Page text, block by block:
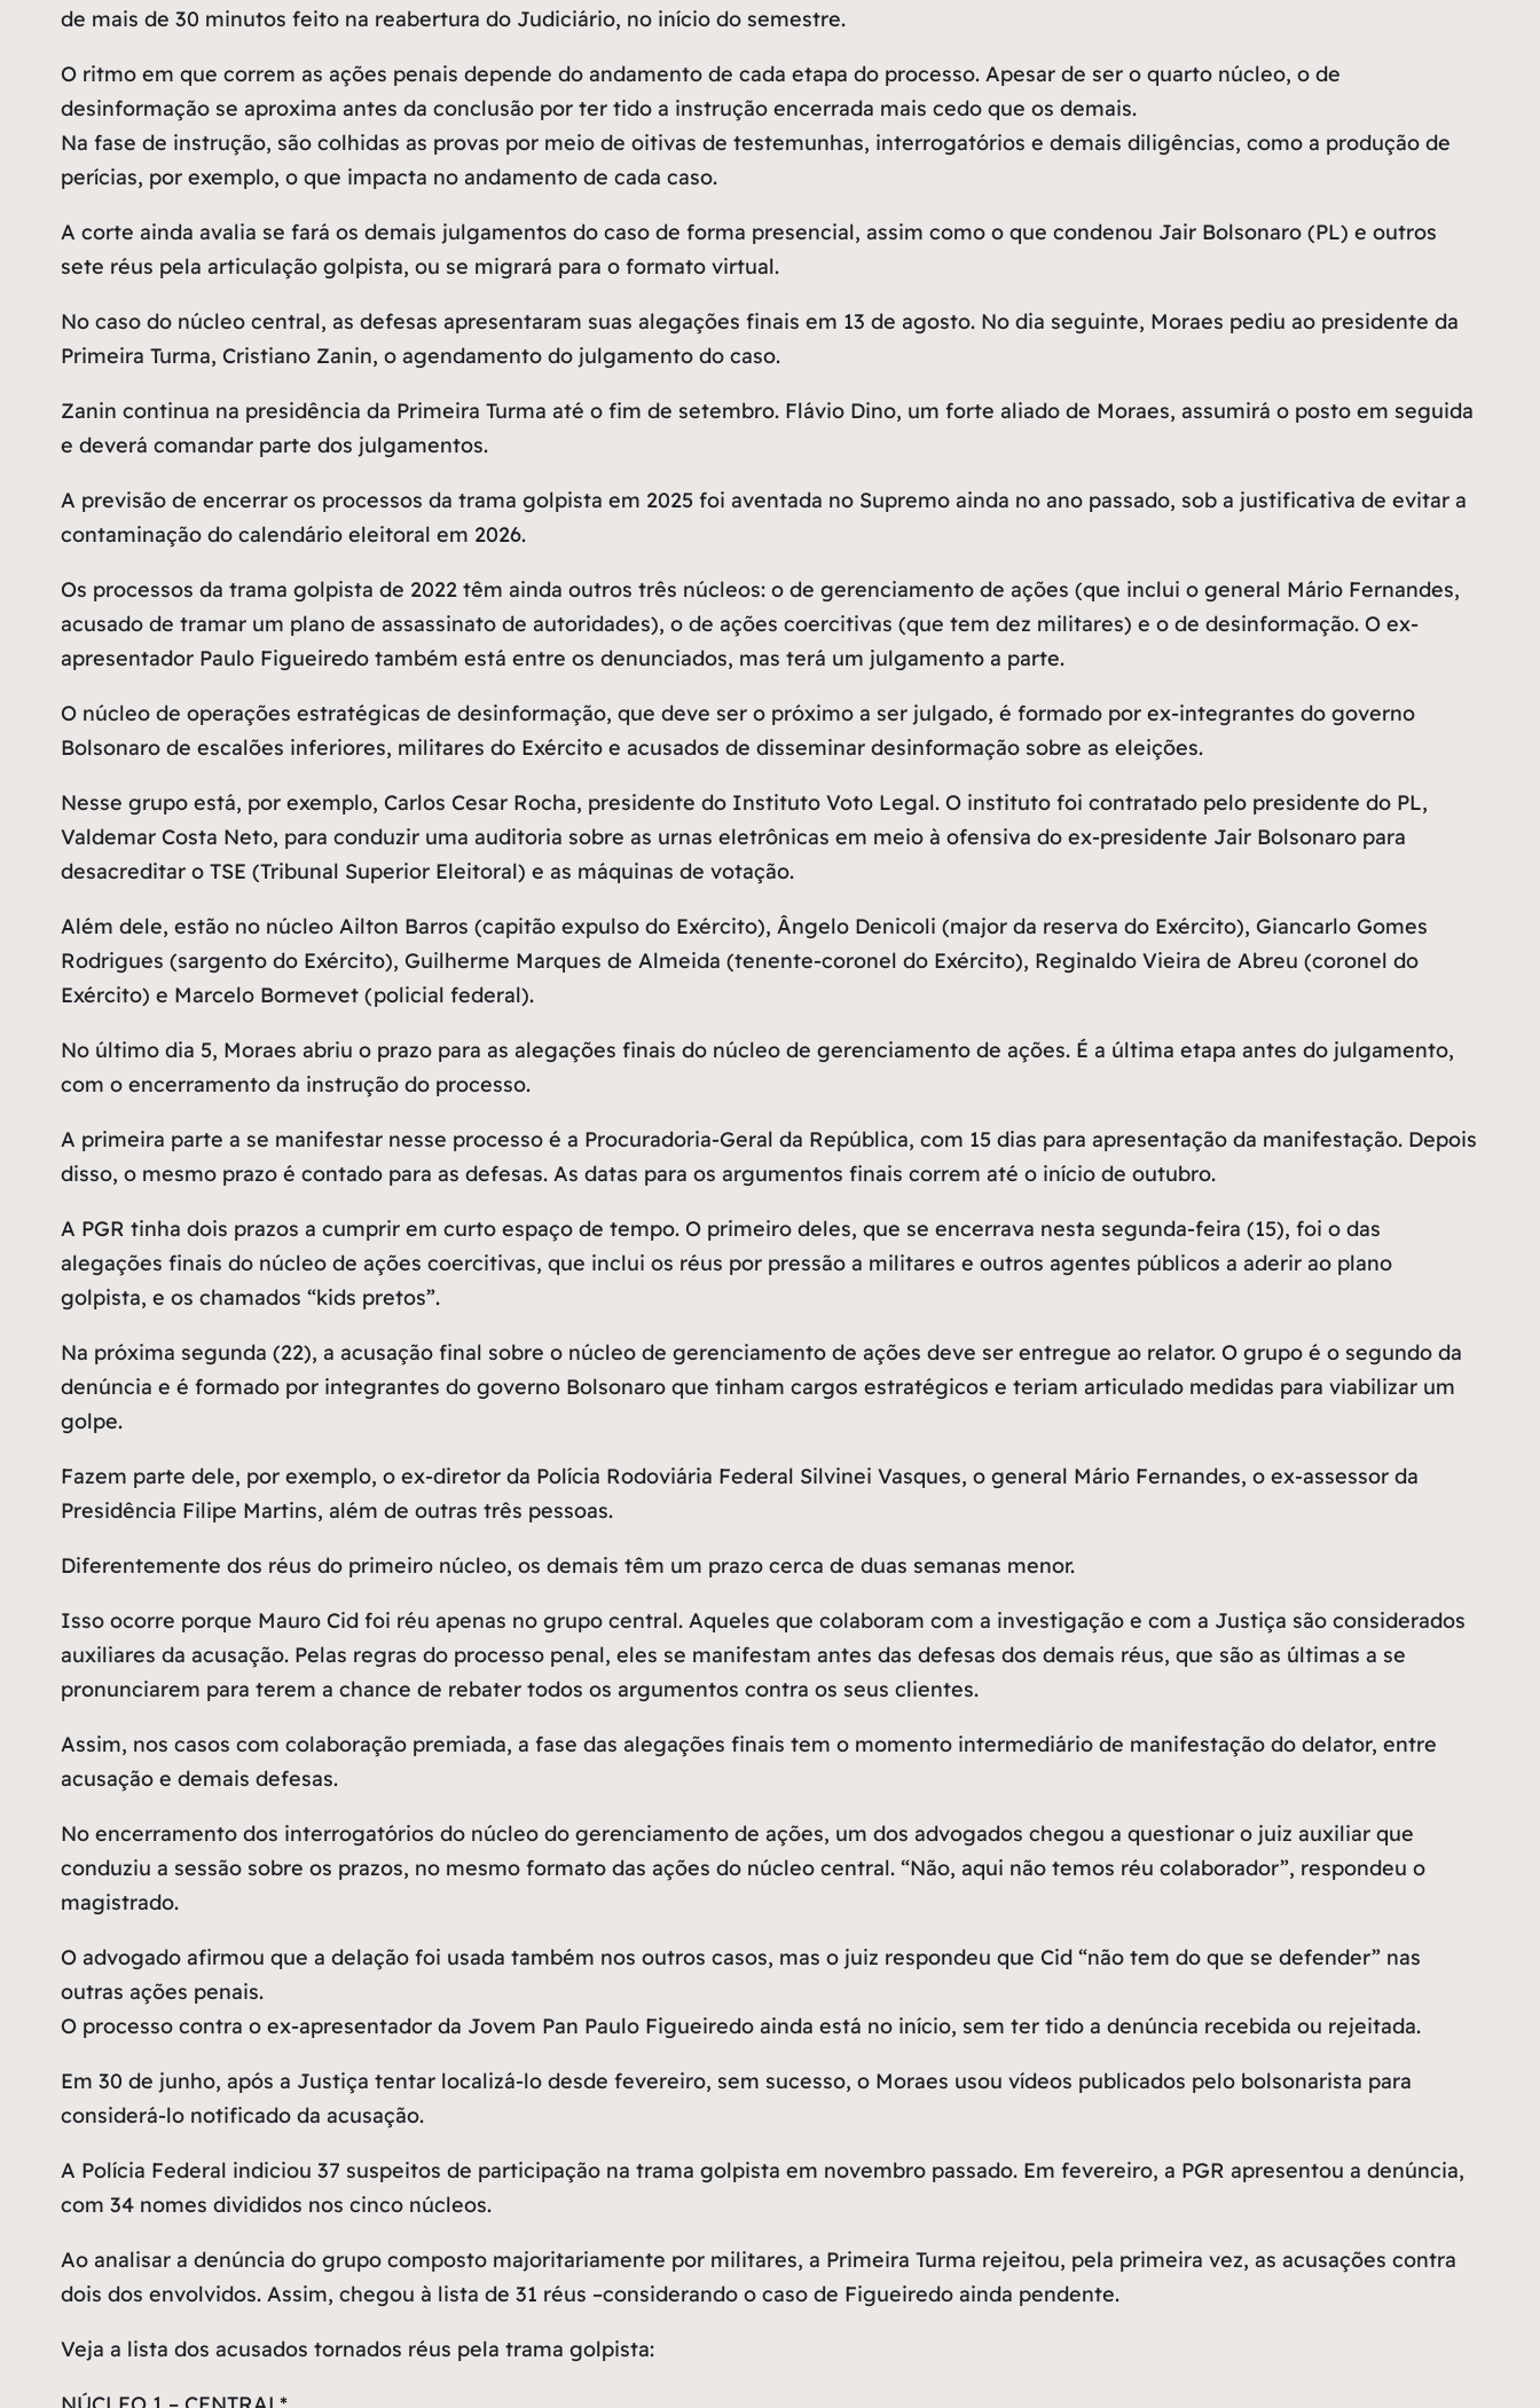
de mais de 30 minutos feito na reabertura do Judiciário, no início do semestre.
O ritmo em que correm as ações penais depende do andamento de cada etapa do processo. Apesar de ser o quarto núcleo, o de
desinformação se aproxima antes da conclusão por ter tido a instrução encerrada mais cedo que os demais.
Na fase de instrução, são colhidas as provas por meio de oitivas de testemunhas, interrogatórios e demais diligências, como a produção de
perícias, por exemplo, o que impacta no andamento de cada caso.
A corte ainda avalia se fará os demais julgamentos do caso de forma presencial, assim como o que condenou Jair Bolsonaro (PL) e outros
sete réus pela articulação golpista, ou se migrará para o formato virtual.
No caso do núcleo central, as defesas apresentaram suas alegações finais em 13 de agosto. No dia seguinte, Moraes pediu ao presidente da
Primeira Turma, Cristiano Zanin, o agendamento do julgamento do caso.
Zanin continua na presidência da Primeira Turma até o fim de setembro. Flávio Dino, um forte aliado de Moraes, assumirá o posto em seguida
e deverá comandar parte dos julgamentos.
A previsão de encerrar os processos da trama golpista em 2025 foi aventada no Supremo ainda no ano passado, sob a justificativa de evitar a
contaminação do calendário eleitoral em 2026.
Os processos da trama golpista de 2022 têm ainda outros três núcleos: o de gerenciamento de ações (que inclui o general Mário Fernandes,
acusado de tramar um plano de assassinato de autoridades), o de ações coercitivas (que tem dez militares) e o de desinformação. O ex-
apresentador Paulo Figueiredo também está entre os denunciados, mas terá um julgamento a parte.
O núcleo de operações estratégicas de desinformação, que deve ser o próximo a ser julgado, é formado por ex-integrantes do governo
Bolsonaro de escalões inferiores, militares do Exército e acusados de disseminar desinformação sobre as eleições.
Nesse grupo está, por exemplo, Carlos Cesar Rocha, presidente do Instituto Voto Legal. O instituto foi contratado pelo presidente do PL,
Valdemar Costa Neto, para conduzir uma auditoria sobre as urnas eletrônicas em meio à ofensiva do ex-presidente Jair Bolsonaro para
desacreditar o TSE (Tribunal Superior Eleitoral) e as máquinas de votação.
Além dele, estão no núcleo Ailton Barros (capitão expulso do Exército), Ângelo Denicoli (major da reserva do Exército), Giancarlo Gomes
Rodrigues (sargento do Exército), Guilherme Marques de Almeida (tenente-coronel do Exército), Reginaldo Vieira de Abreu (coronel do
Exército) e Marcelo Bormevet (policial federal).
No último dia 5, Moraes abriu o prazo para as alegações finais do núcleo de gerenciamento de ações. É a última etapa antes do julgamento,
com o encerramento da instrução do processo.
A primeira parte a se manifestar nesse processo é a Procuradoria-Geral da República, com 15 dias para apresentação da manifestação. Depois
disso, o mesmo prazo é contado para as defesas. As datas para os argumentos finais correm até o início de outubro.
A PGR tinha dois prazos a cumprir em curto espaço de tempo. O primeiro deles, que se encerrava nesta segunda-feira (15), foi o das
alegações finais do núcleo de ações coercitivas, que inclui os réus por pressão a militares e outros agentes públicos a aderir ao plano
golpista, e os chamados “kids pretos”.
Na próxima segunda (22), a acusação final sobre o núcleo de gerenciamento de ações deve ser entregue ao relator. O grupo é o segundo da
denúncia e é formado por integrantes do governo Bolsonaro que tinham cargos estratégicos e teriam articulado medidas para viabilizar um
golpe.
Fazem parte dele, por exemplo, o ex-diretor da Polícia Rodoviária Federal Silvinei Vasques, o general Mário Fernandes, o ex-assessor da
Presidência Filipe Martins, além de outras três pessoas.
Diferentemente dos réus do primeiro núcleo, os demais têm um prazo cerca de duas semanas menor.
Isso ocorre porque Mauro Cid foi réu apenas no grupo central. Aqueles que colaboram com a investigação e com a Justiça são considerados
auxiliares da acusação. Pelas regras do processo penal, eles se manifestam antes das defesas dos demais réus, que são as últimas a se
pronunciarem para terem a chance de rebater todos os argumentos contra os seus clientes.
Assim, nos casos com colaboração premiada, a fase das alegações finais tem o momento intermediário de manifestação do delator, entre
acusação e demais defesas.
No encerramento dos interrogatórios do núcleo do gerenciamento de ações, um dos advogados chegou a questionar o juiz auxiliar que
conduziu a sessão sobre os prazos, no mesmo formato das ações do núcleo central. “Não, aqui não temos réu colaborador”, respondeu o
magistrado.
O advogado afirmou que a delação foi usada também nos outros casos, mas o juiz respondeu que Cid “não tem do que se defender” nas
outras ações penais.
O processo contra o ex-apresentador da Jovem Pan Paulo Figueiredo ainda está no início, sem ter tido a denúncia recebida ou rejeitada.
Em 30 de junho, após a Justiça tentar localizá-lo desde fevereiro, sem sucesso, o Moraes usou vídeos publicados pelo bolsonarista para
considerá-lo notificado da acusação.
A Polícia Federal indiciou 37 suspeitos de participação na trama golpista em novembro passado. Em fevereiro, a PGR apresentou a denúncia,
com 34 nomes divididos nos cinco núcleos.
Ao analisar a denúncia do grupo composto majoritariamente por militares, a Primeira Turma rejeitou, pela primeira vez, as acusações contra
dois dos envolvidos. Assim, chegou à lista de 31 réus –considerando o caso de Figueiredo ainda pendente.
Veja a lista dos acusados tornados réus pela trama golpista: